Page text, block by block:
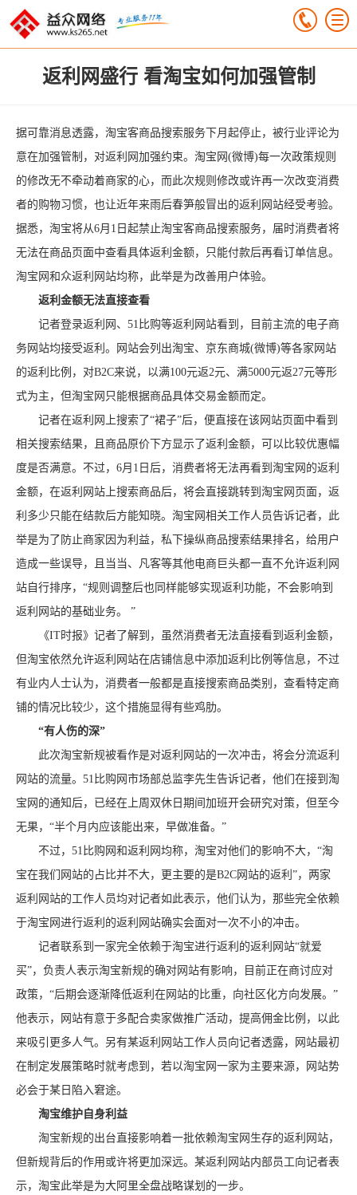
返利网盛行 看淘宝如何加强管制
据可靠消息透露，淘宝客商品搜索服务下月起停止，被行业评论为
意在加强管制，对返利网加强约束。淘宝网(微博)每一次政策规则
的修改无不牵动着商家的心，而此次规则修改或许再一次改变消费
者的购物习惯，也让近年来雨后春笋般冒出的返利网站经受考验。
据悉，淘宝将从6月1日起禁止淘宝客商品搜索服务，届时消费者将
无法在商品页面中查看具体返利金额，只能付款后再看订单信息。
淘宝网和众返利网站均称，此举是为改善用户体验。
返利金额无法直接查看
记者登录返利网、51比购等返利网站看到，目前主流的电子商
务网站均接受返利。网站会列出淘宝、京东商城(微博)等各家网站
的返利比例，对B2C来说，以满100元返2元、满5000元返27元等形
式为主，但淘宝网只能根据商品具体交易金额而定。
记者在返利网上搜索了“裙子”后，便直接在该网站页面中看到
相关搜索结果，且商品原价下方显示了返利金额，可以比较优惠幅
度是否满意。不过，6月1日后，消费者将无法再看到淘宝网的返利
金额，在返利网站上搜索商品后，将会直接跳转到淘宝网页面，返
利多少只能在结款后方能知晓。淘宝网相关工作人员告诉记者，此
举是为了防止商家因为利益，私下操纵商品搜索结果排名，给用户
造成一些误导，且当当、凡客等其他电商巨头都一直不允许返利网
站自行排序，“规则调整后也同样能够实现返利功能，不会影响到
返利网站的基础业务。 ”
《IT时报》记者了解到，虽然消费者无法直接看到返利金额，
但淘宝依然允许返利网站在店铺信息中添加返利比例等信息，不过
有业内人士认为，消费者一般都是直接搜索商品类别，查看特定商
铺的情况比较少，这个措施显得有些鸡肋。
“有人伤的深”
此次淘宝新规被看作是对返利网站的一次冲击，将会分流返利
网站的流量。51比购网市场部总监李先生告诉记者，他们在接到淘
宝网的通知后，已经在上周双休日期间加班开会研究对策，但至今
无果，“半个月内应该能出来，早做准备。”
不过，51比购网和返利网均称，淘宝对他们的影响不大，“淘
宝在我们网站的占比并不大，更主要的是B2C网站的返利”，两家
返利网站的工作人员均对记者如此表示，他们认为，那些完全依赖
于淘宝网进行返利的返利网站确实会面对一次不小的冲击。
记者联系到一家完全依赖于淘宝进行返利的返利网站“就爱
买”，负责人表示淘宝新规的确对网站有影响，目前正在商讨应对
政策，“后期会逐渐降低返利在网站的比重，向社区化方向发展。”
他表示，网站有意于多配合卖家做推广活动，提高佣金比例，以此
来吸引更多人气。另有某返利网站工作人员向记者透露，网站最初
在制定发展策略时就考虑到，若以淘宝网一家为主要来源，网站势
必会于某日陷入窘途。
淘宝维护自身利益
淘宝新规的出台直接影响着一批依赖淘宝网生存的返利网站，
但新规背后的作用或许将更加深远。某返利网站内部员工向记者表
示，淘宝此举是为大阿里全盘战略谋划的一步。